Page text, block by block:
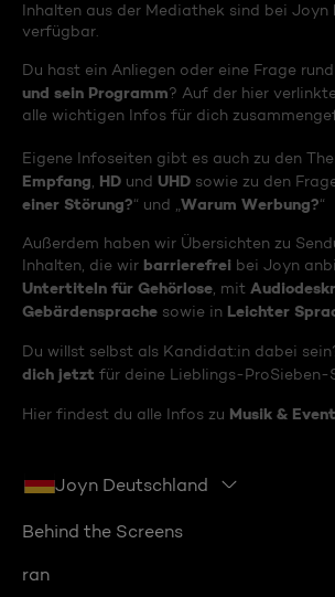
Inhalten aus der Mediathek sind bei Joyn
verfügbar.
Du hast ein Anliegen oder eine Frage
und sein Programm? Auf der hier
alle wichtigen Infos für dich
Eigene Infoseiten gibt es auch zu den
Empfang HD und UHD sowie zu den
einer Störung?“ und „ Warum Werbung?“
Außerdem haben wir Übersichten zu
Inhalten, die wir barrierefrei bei Joyn
Untertiteln für Gehörlose , mit
Gebärdensprache sowie in Leichter
Du willst selbst als Kandidat:in dabei
dich jetzt für deine Lieblings-ProSieben-
Hier findest du alle Infos zu Musik &
Joyn Deutschland
Behind the Screens
ran